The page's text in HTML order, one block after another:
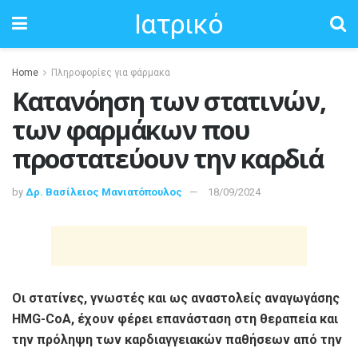
Ιατρικό
Home Πληροφορίες για φάρμακα
Κατανόηση των στατινών,
των φαρμάκων που
προστατεύουν την καρδιά
by Δρ. Βασίλειος Μανιατόπουλος 18/09/2024
Οι στατίνες, γνωστές και ως αναστολείς αναγωγάσης
HMG-CoA, έχουν φέρει επανάσταση στη θεραπεία και
την πρόληψη των καρδιαγγειακών παθήσεων από την